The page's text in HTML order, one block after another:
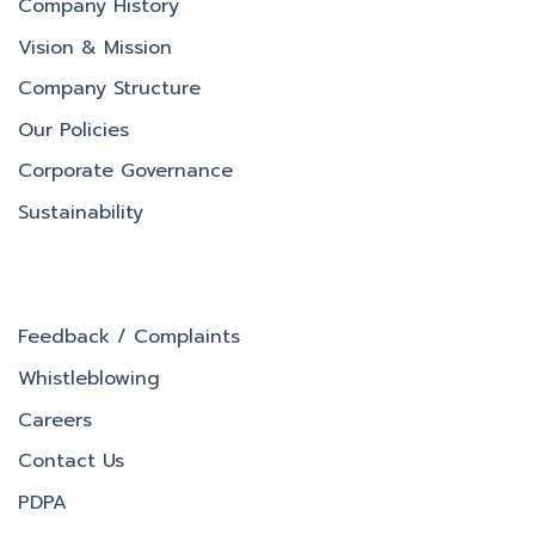
Company History
Vision & Mission
Company Structure
Our Policies
Corporate Governance
Sustainability
Feedback / Complaints
Whistleblowing
Careers
Contact Us
PDPA